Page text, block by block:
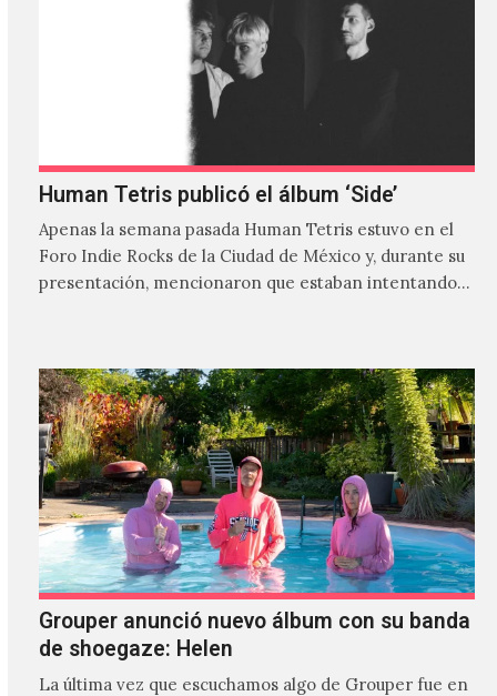
Human Tetris publicó el álbum ‘Side’
Apenas la semana pasada Human Tetris estuvo en el
Foro Indie Rocks de la Ciudad de México y, durante su
presentación, mencionaron que estaban intentando…
Grouper anunció nuevo álbum con su banda
de shoegaze: Helen
La última vez que escuchamos algo de Grouper fue en